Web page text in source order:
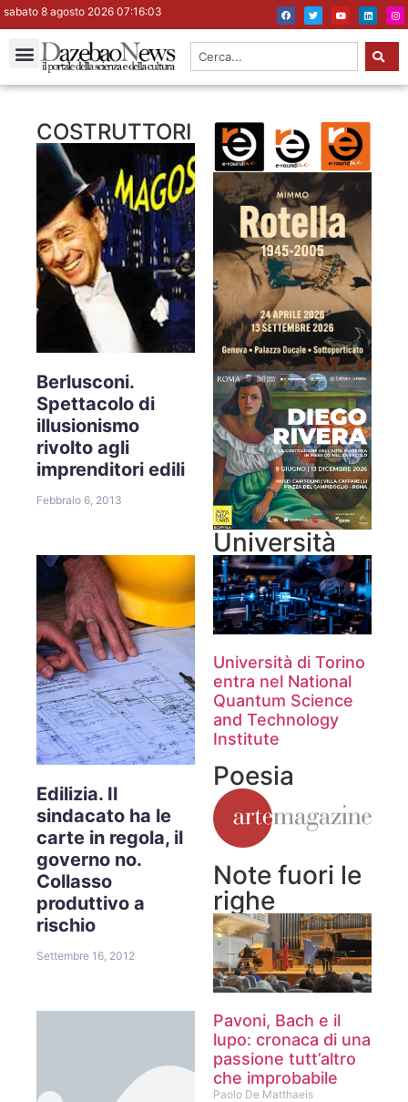
sabato 8 agosto 2026 07:16:03
COSTRUTTORI
Berlusconi.
Spettacolo di
illusionismo
rivolto agli
imprenditori edili
Febbraio 6, 2013
Edilizia. Il
sindacato ha le
carte in regola, il
governo no.
Collasso
produttivo a
rischio
Settembre 16, 2012
Università
Università di Torino
entra nel National
Quantum Science
and Technology
Institute
Poesia
Note fuori le
righe
Pavoni, Bach e il
lupo: cronaca di una
passione tutt’altro
che improbabile
Paolo De Matthaeis